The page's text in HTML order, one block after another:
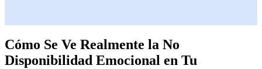
Cómo Se Ve Realmente la No
Disponibilidad Emocional en Tu